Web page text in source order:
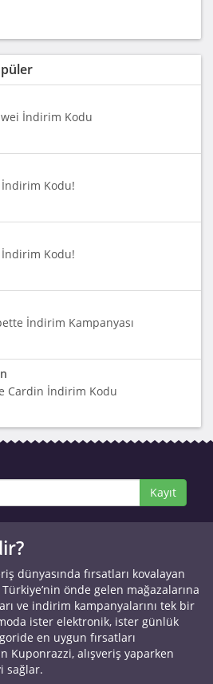
İndirim Kodu
İndirim Kodu!
İndirim Kodu!
İndirim Kampanyası
Cardin İndirim Kodu
Kayıt
dünyasında fırsatları kovalayan
önde gelen mağazalarına
ve indirim kampanyalarını tek bir
ister elektronik, ister günlük
en uygun fırsatları
Kuponrazzi, alışveriş yaparken
sağlar.